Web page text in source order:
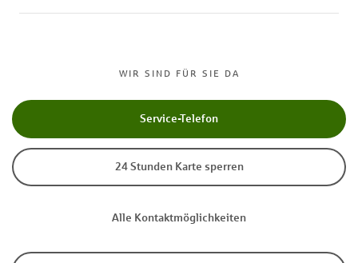
WIR SIND FÜR SIE DA
Service-Telefon
24 Stunden Karte sperren
Alle Kontaktmöglichkeiten